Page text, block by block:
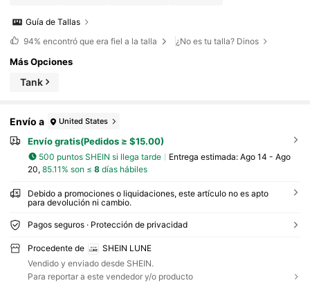
Guía de Tallas
94% encontró que era fiel a la talla ¿No es tu talla? Dinos
Más Opciones
Tank
Envío a United States
Envío gratis(Pedidos ≥ $15.00)
500 puntos SHEIN si llega tarde Entrega estimada: Ago 14 - Ago
20, 85.11% son ≤ 8días hábiles
Debido a promociones o liquidaciones, este artículo no es apto
para devolución ni cambio.
Pagos seguros · Protección de privacidad
Procedente de
SHEIN LUNE
Vendido y enviado desde SHEIN.
Para reportar a este vendedor y/o producto